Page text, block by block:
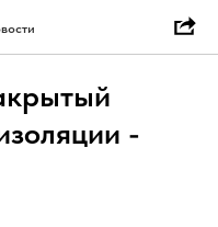
-